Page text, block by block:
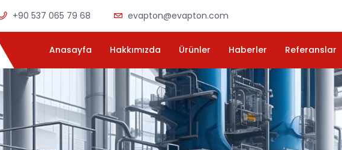
+90 537 065 79 68 evapton@evapton.com
Anasayfa Hakkımızda Ürünler Haberler Referanslar